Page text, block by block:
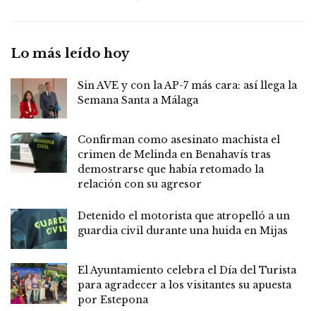
Lo más leído hoy
Sin AVE y con la AP-7 más cara: así llega la
Semana Santa a Málaga
Confirman como asesinato machista el
crimen de Melinda en Benahavís tras
demostrarse que había retomado la
relación con su agresor
Detenido el motorista que atropelló a un
guardia civil durante una huida en Mijas
El Ayuntamiento celebra el Día del Turista
para agradecer a los visitantes su apuesta
por Estepona